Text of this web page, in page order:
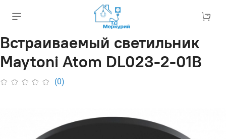
Встраиваемый светильник
Maytoni Atom DL023-2-01B
(0)